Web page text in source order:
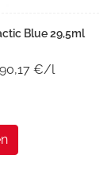
Blue 29,5ml
€/l